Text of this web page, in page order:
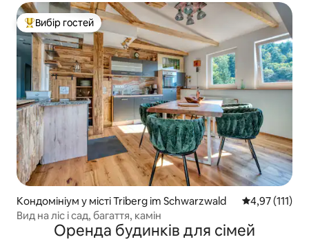
Топ вибір гостей
Вибір гостей
Кондомініум у місті Triberg im Schwarzwald Середня
4,97 (111)
Вид на ліс і сад, багаття, камін
Оренда будинків для сімей